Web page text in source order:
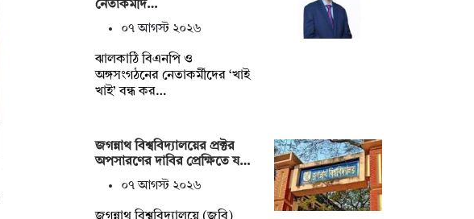
নেতাকর্মীদ…
০৭ আগস্ট ২০২৬
ঝালকাঠি বিএনপি ও
অঙ্গসংগঠনের নেতাকর্মীদের ‘খাই
খাই’ বন্ধ কর…
জগন্নাথ বিশ্ববিদ্যালয়ের প্রক্টর
অপসারণের দাবির প্রেক্ষিতে য…
০৭ আগস্ট ২০২৬
জগন্নাথ বিশ্ববিদ্যালয়ে (জবি)